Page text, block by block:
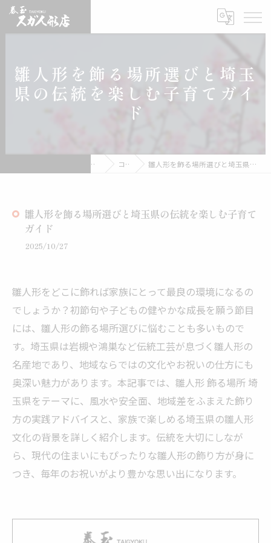
雛人形を飾る場所選びと埼玉
県の伝統を楽しむ子育てガイ
ド
雛人形の通販なら有限会社スガ人形店 コラム 雛人形を飾る場所選びと埼玉県の伝統を楽しむ子育てガイド
雛人形を飾る場所選びと埼玉県の伝統を楽しむ子育て
ガイド
2025/10/27
雛人形をどこに飾れば家族にとって最良の環境になるの
でしょうか？初節句や子どもの健やかな成長を願う節目
には、雛人形の飾る場所選びに悩むことも多いもので
す。埼玉県は岩槻や鴻巣など伝統工芸が息づく雛人形の
名産地であり、地域ならではの文化やお祝いの仕方にも
奥深い魅力があります。本記事では、雛人形 飾る場所 埼
玉県をテーマに、風水や安全面、地域差をふまえた飾り
方の実践アドバイスと、家族で楽しめる埼玉県の雛人形
文化の背景を詳しく紹介します。伝統を大切にしなが
ら、現代の住まいにもぴったりな雛人形の飾り方が身に
つき、毎年のお祝いがより豊かな思い出になります。